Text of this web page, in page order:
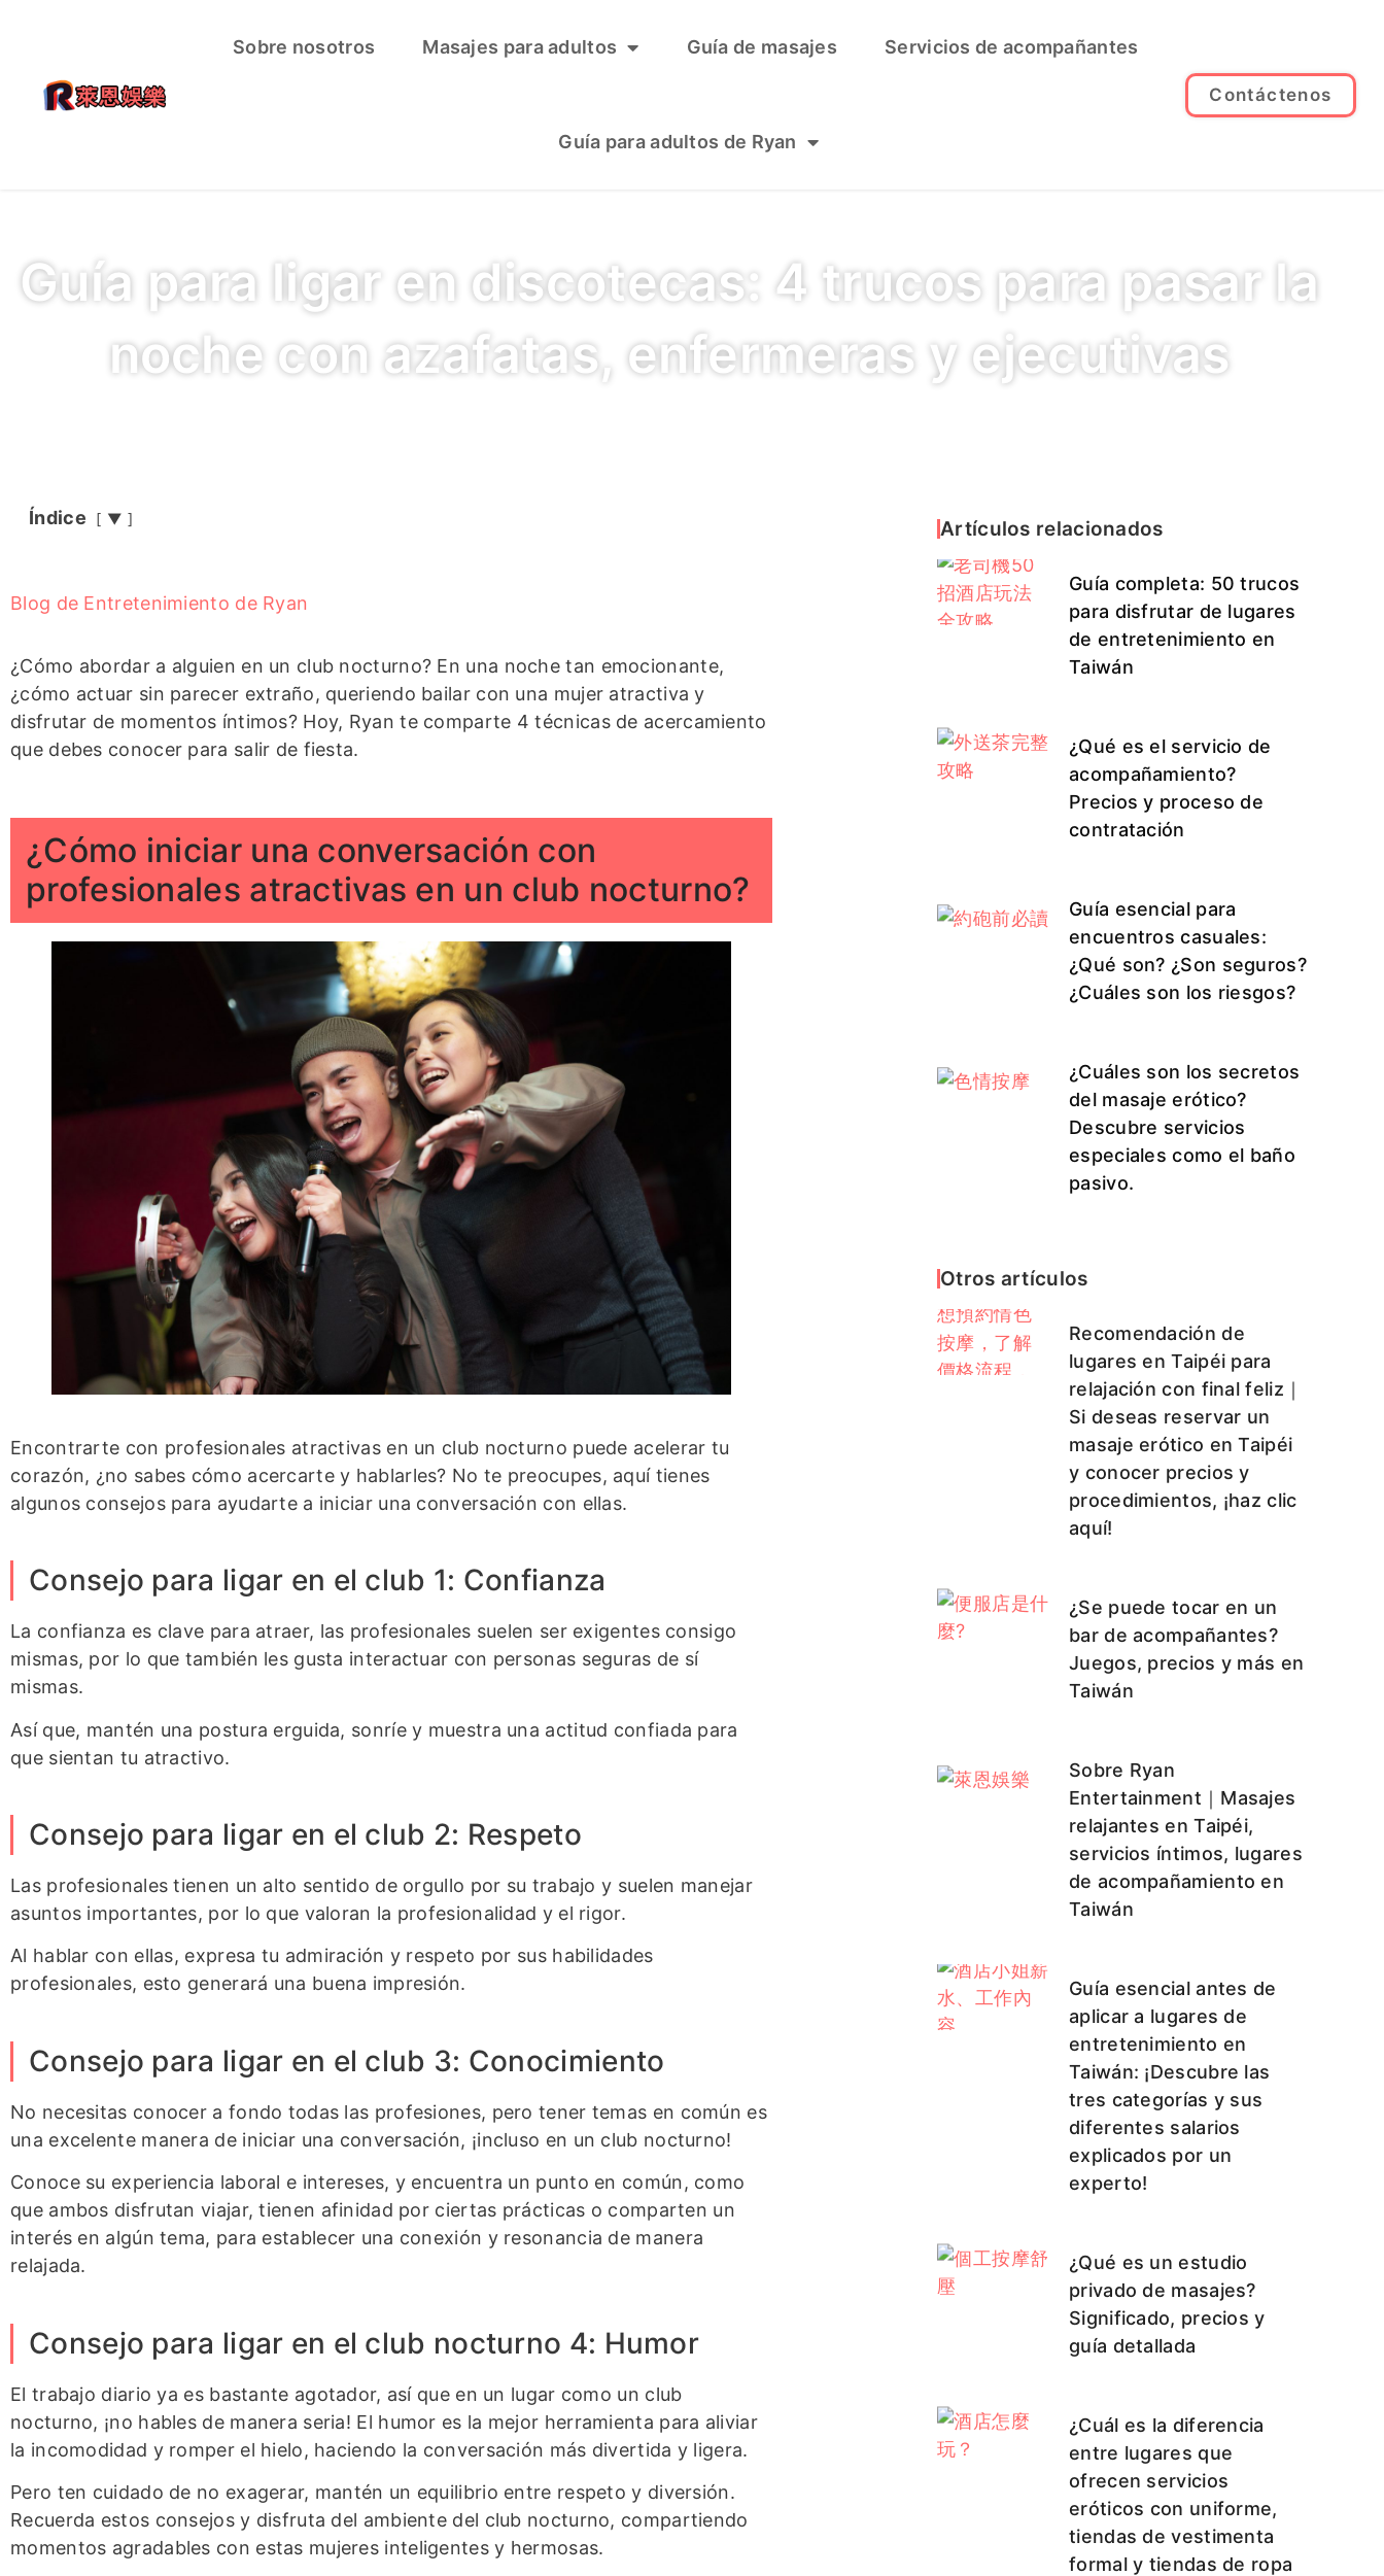
Sobre nosotros Masajes para adultos Guía de masajes Servicios de acompañantes
Guía para adultos de Ryan
Contáctenos
Guía para ligar en discotecas: 4 trucos para pasar la
noche con azafatas, enfermeras y ejecutivas
Índice ▼
Blog de Entretenimiento de Ryan
¿Cómo abordar a alguien en un club nocturno? En una noche tan emocionante,
¿cómo actuar sin parecer extraño, queriendo bailar con una mujer atractiva y
disfrutar de momentos íntimos? Hoy, Ryan te comparte 4 técnicas de acercamiento
que debes conocer para salir de fiesta.
¿Cómo iniciar una conversación con
profesionales atractivas en un club nocturno?
Encontrarte con profesionales atractivas en un club nocturno puede acelerar tu
corazón, ¿no sabes cómo acercarte y hablarles? No te preocupes, aquí tienes
algunos consejos para ayudarte a iniciar una conversación con ellas.
Consejo para ligar en el club 1: Confianza
La confianza es clave para atraer, las profesionales suelen ser exigentes consigo
mismas, por lo que también les gusta interactuar con personas seguras de sí
mismas.
Así que, mantén una postura erguida, sonríe y muestra una actitud confiada para
que sientan tu atractivo.
Consejo para ligar en el club 2: Respeto
Las profesionales tienen un alto sentido de orgullo por su trabajo y suelen manejar
asuntos importantes, por lo que valoran la profesionalidad y el rigor.
Al hablar con ellas, expresa tu admiración y respeto por sus habilidades
profesionales, esto generará una buena impresión.
Consejo para ligar en el club 3: Conocimiento
No necesitas conocer a fondo todas las profesiones, pero tener temas en común es
una excelente manera de iniciar una conversación, ¡incluso en un club nocturno!
Conoce su experiencia laboral e intereses, y encuentra un punto en común, como
que ambos disfrutan viajar, tienen afinidad por ciertas prácticas o comparten un
interés en algún tema, para establecer una conexión y resonancia de manera
relajada.
Consejo para ligar en el club nocturno 4: Humor
El trabajo diario ya es bastante agotador, así que en un lugar como un club
nocturno, ¡no hables de manera seria! El humor es la mejor herramienta para aliviar
la incomodidad y romper el hielo, haciendo la conversación más divertida y ligera.
Pero ten cuidado de no exagerar, mantén un equilibrio entre respeto y diversión.
Recuerda estos consejos y disfruta del ambiente del club nocturno, compartiendo
momentos agradables con estas mujeres inteligentes y hermosas.
Artículos relacionados
Guía completa: 50 trucos
para disfrutar de lugares
de entretenimiento en
Taiwán
¿Qué es el servicio de
acompañamiento?
Precios y proceso de
contratación
Guía esencial para
encuentros casuales:
¿Qué son? ¿Son seguros?
¿Cuáles son los riesgos?
¿Cuáles son los secretos
del masaje erótico?
Descubre servicios
especiales como el baño
pasivo.
Otros artículos
Recomendación de
lugares en Taipéi para
relajación con final feliz｜
Si deseas reservar un
masaje erótico en Taipéi
y conocer precios y
procedimientos, ¡haz clic
aquí!
¿Se puede tocar en un
bar de acompañantes?
Juegos, precios y más en
Taiwán
Sobre Ryan
Entertainment｜Masajes
relajantes en Taipéi,
servicios íntimos, lugares
de acompañamiento en
Taiwán
Guía esencial antes de
aplicar a lugares de
entretenimiento en
Taiwán: ¡Descubre las
tres categorías y sus
diferentes salarios
explicados por un
experto!
¿Qué es un estudio
privado de masajes?
Significado, precios y
guía detallada
¿Cuál es la diferencia
entre lugares que
ofrecen servicios
eróticos con uniforme,
tiendas de vestimenta
formal y tiendas de ropa